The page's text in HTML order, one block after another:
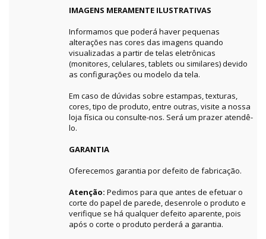
IMAGENS MERAMENTE ILUSTRATIVAS
Informamos que poderá haver pequenas
alterações nas cores das imagens quando
visualizadas a partir de telas eletrônicas
(monitores, celulares, tablets ou similares) devido
as configurações ou modelo da tela.
Em caso de dúvidas sobre estampas, texturas,
cores, tipo de produto, entre outras, visite a nossa
loja física ou consulte-nos. Será um prazer atendê-
lo.
GARANTIA
Oferecemos garantia por defeito de fabricação.
Atenção: Pedimos para que antes de efetuar o
corte do papel de parede, desenrole o produto e
verifique se há qualquer defeito aparente, pois
após o corte o produto perderá a garantia.